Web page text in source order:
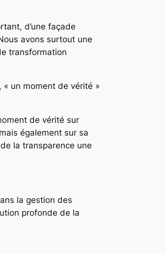
d’une façade
avons surtout une
transformation
« un moment de vérité »
de vérité sur
également sur sa
la transparence une
la gestion des
profonde de la